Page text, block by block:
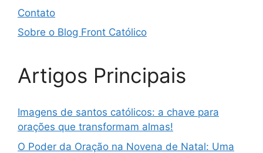
Contato
Sobre o Blog Front Católico
Artigos Principais
Imagens de santos católicos: a chave para
orações que transformam almas!
O Poder da Oração na Novena de Natal: Uma